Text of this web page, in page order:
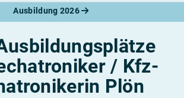
Ausbildung 2026
/ Kfz-
Plön